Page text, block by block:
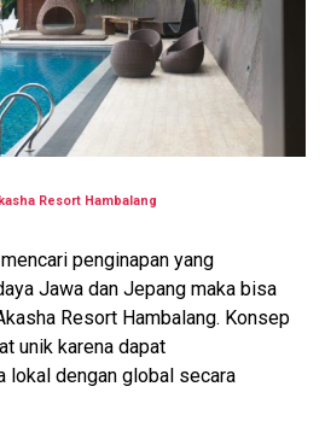
Resort Hambalang
penginapan yang
Jawa dan Jepang maka bisa
Resort Hambalang. Konsep
unik karena dapat
lokal dengan global secara